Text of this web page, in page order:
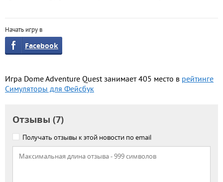
Начать игру в
Facebook
Игра Dome Adventure Quest занимает 405 место в рейтинге
Симуляторы для Фейсбук
Отзывы (7)
Получать отзывы к этой новости по email